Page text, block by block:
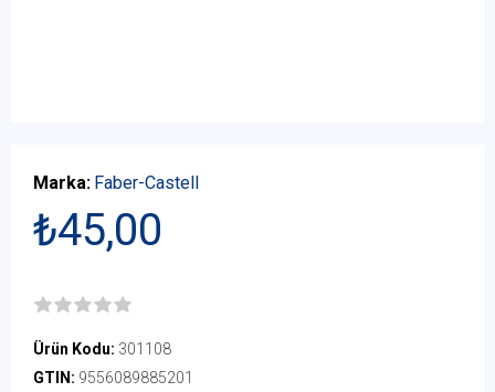
Marka: Faber-Castell
₺45,00
Ürün Kodu: 301108
GTIN: 9556089885201